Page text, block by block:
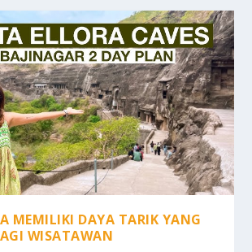
MEMILIKI DAYA TARIK YANG
WISATAWAN